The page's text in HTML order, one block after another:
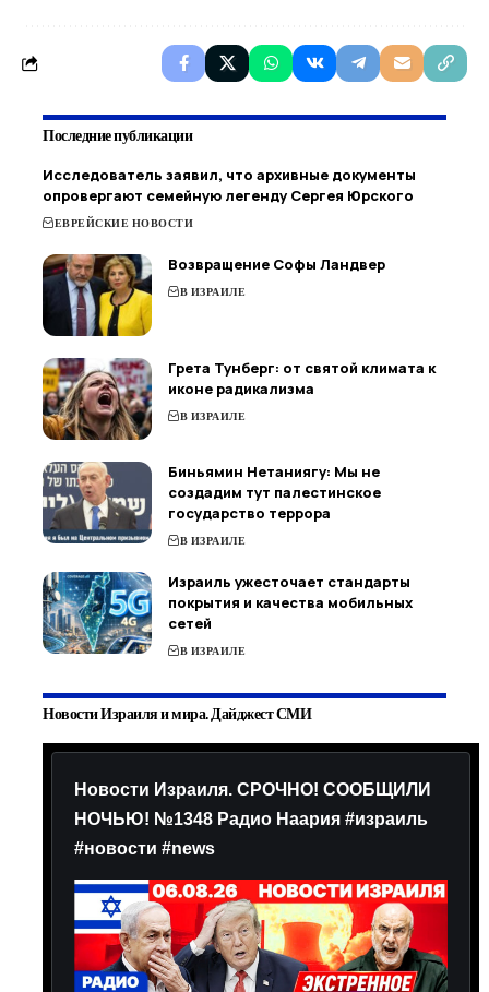
Последние публикации
Исследователь заявил, что архивные документы
опровергают семейную легенду Сергея Юрского
ЕВРЕЙСКИЕ НОВОСТИ
Возвращение Софы Ландвер
В ИЗРАИЛЕ
Грета Тунберг: от святой климата к
иконе радикализма
В ИЗРАИЛЕ
Биньямин Нетаниягу: Мы не
создадим тут палестинское
государство террора
В ИЗРАИЛЕ
Израиль ужесточает стандарты
покрытия и качества мобильных
сетей
В ИЗРАИЛЕ
Новости Израиля и мира. Дайджест СМИ